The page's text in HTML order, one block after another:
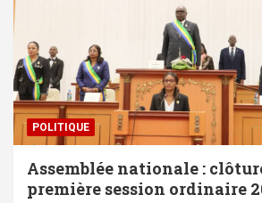
POLITIQUE
Assemblée nationale :
première session ordinaire